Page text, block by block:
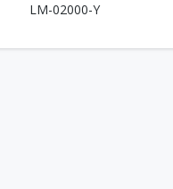
LM-02000-Y